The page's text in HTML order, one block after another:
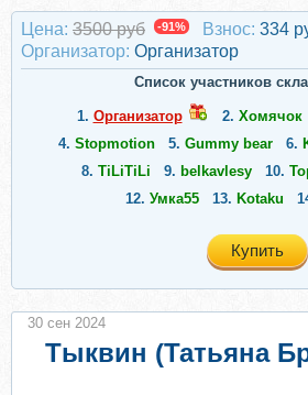
Цена: 3500 руб -91% Взнос: 334
Организатор: Организатор
Список участников
1. Организатор 2. Хомячок
4. Stopmotion 5. Gummy bear 6.
8. TiLiTiLi 9. belkavlesy 10.
12. Умка55 13. Kotaku
Купить
Тыквин (Татьяна
30 сен 2024